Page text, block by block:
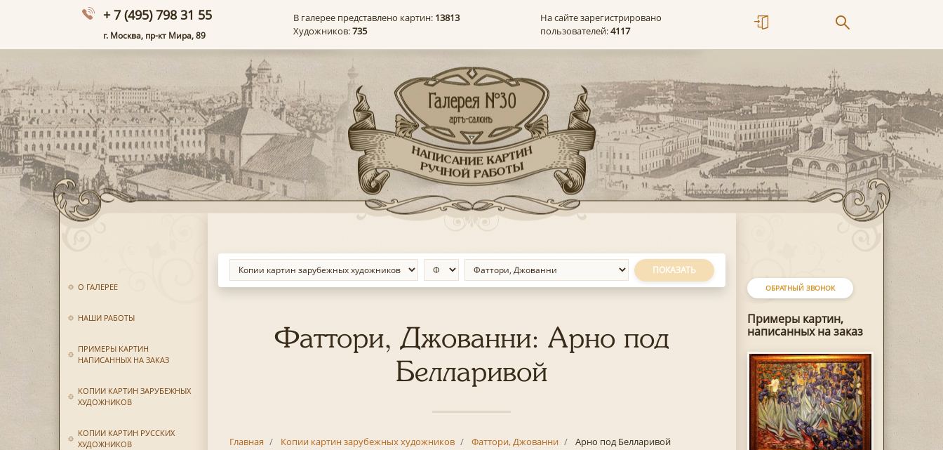
+ 7 (495) 798 31 55
г. Москва, пр-кт Мира, 89
В галерее представлено картин: 13813
Художников:735
На сайте зарегистрировано
пользователей:4117
О ГАЛЕРЕЕ
НАШИ РАБОТЫ
ПРИМЕРЫ КАРТИН
НАПИСАННЫХ НА ЗАКАЗ
КОПИИ КАРТИН ЗАРУБЕЖНЫХ
ХУДОЖНИКОВ
КОПИИ КАРТИН РУССКИХ
ХУДОЖНИКОВ
ОБРАТНЫЙ ЗВОНОК
Примеры картин,
написанных на заказ
ПОКАЗАТЬ
Фаттори, Джованни: Арно под
Белларивой
Главная Копии картин зарубежных художников Фаттори, Джованни Арно под Белларивой